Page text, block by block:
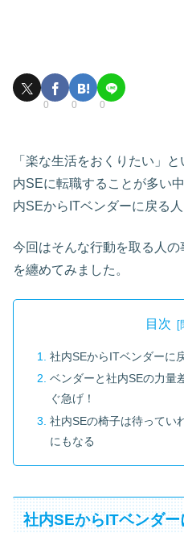
0 0 0
「楽な生活をおくりたい」
内SEに転職することが多い
内SEからITベンダーに戻る人
今回はそんな行動を取る人
を纏めてみました。
目次
社内SEからITベンダーに
ベンダーと社内SEの力量
ぐ急げ！
社内SEの椅子は待ってい
にもなる
社内SEからITベンダ